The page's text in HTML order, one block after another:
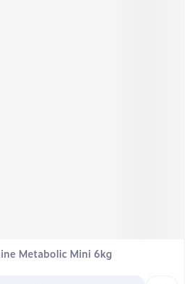
Metabolic Mini 6kg